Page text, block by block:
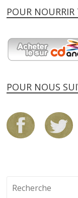
POUR
POUR NOUS